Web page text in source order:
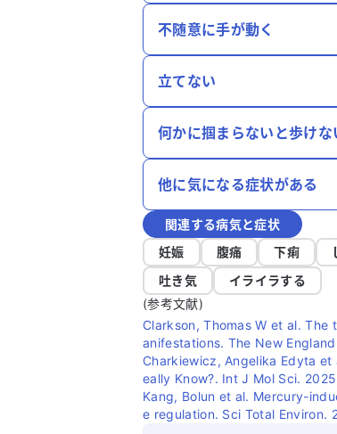
不随意に手が動く
立てない
何かに掴まらないと歩けな
他に気になる症状がある
関連する病気と症状
妊娠
腹痛 下痢
吐き気
イライラする
(参考文献)
Clarkson, Thomas W et al.
anifestations. The New
Charkiewicz, Angelika Edyta et
eally Know?. Int J Mol Sci.
Kang, Bolun et al. Mercury-
e regulation. Sci Total Environ.